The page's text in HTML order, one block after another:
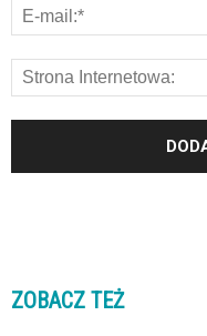
ZOBACZ TEŻ